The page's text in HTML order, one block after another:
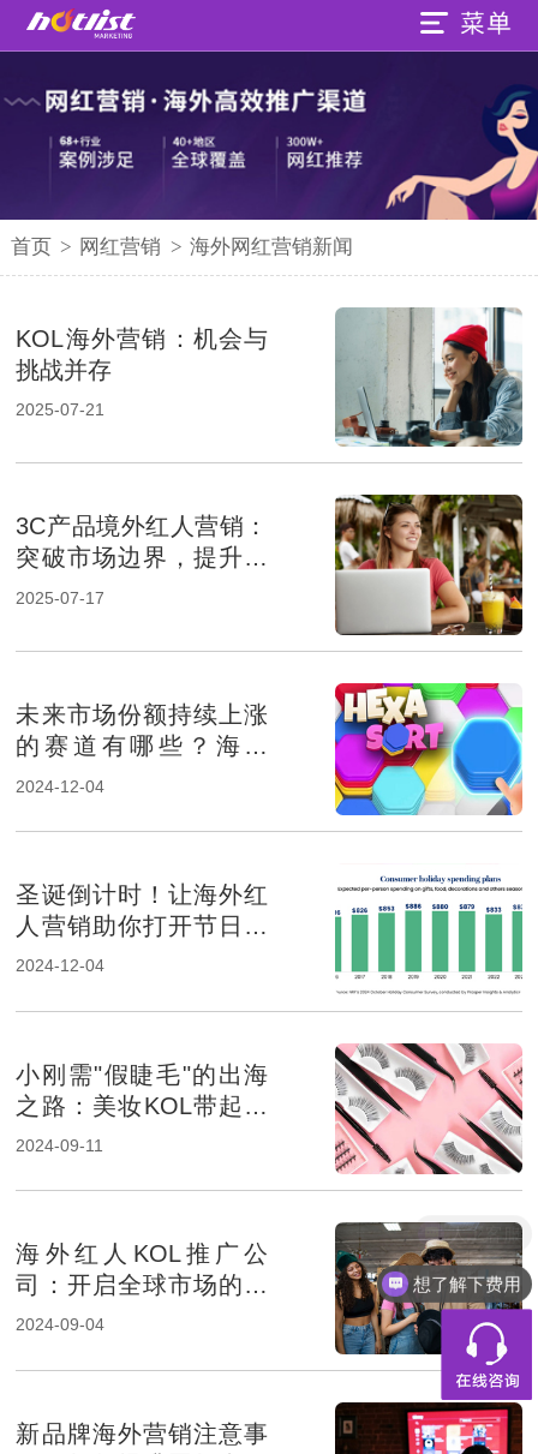
首页 > 网红营销 > 海外网红营销新闻
KOL海外营销：机会与
挑战并存
2025-07-21
3C产品境外红人营销：
突破市场边界，提升品
牌影响力
2025-07-17
未来市场份额持续上涨
的赛道有哪些？海外
KOL营销榜上有名
2024-12-04
圣诞倒计时！让海外红
人营销助你打开节日消
费市场！
2024-12-04
小刚需"假睫毛"的出海
之路：美妆KOL带起品
牌销量
2024-09-11
海外红人KOL推广公
司：开启全球市场的按
钮
2024-09-04
新品牌海外营销注意事
想了解下费用
人工客服